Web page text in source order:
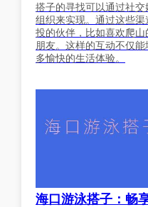
搭子的寻找可以通过社
组织来实现。通过这些
投的伙伴，比如喜欢爬
朋友。这样的互动不仅
多愉快的生活体验。
海口游泳搭子：畅